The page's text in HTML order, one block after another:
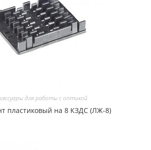
для работы с оптикой
пластиковый на 8 КЗДС (ЛЖ-8)